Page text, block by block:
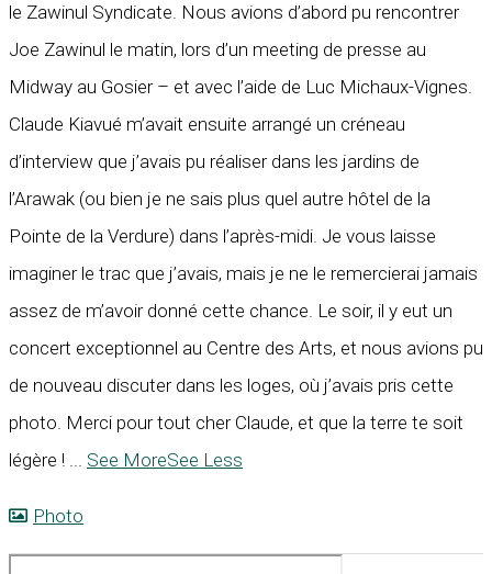
le Zawinul Syndicate. Nous avions d’abord pu rencontrer
Joe Zawinul le matin, lors d’un meeting de presse au
Midway au Gosier – et avec l’aide de Luc Michaux-Vignes.
Claude Kiavué m’avait ensuite arrangé un créneau
d’interview que j’avais pu réaliser dans les jardins de
l’Arawak (ou bien je ne sais plus quel autre hôtel de la
Pointe de la Verdure) dans l’après-midi. Je vous laisse
imaginer le trac que j’avais, mais je ne le remercierai jamais
assez de m’avoir donné cette chance. Le soir, il y eut un
concert exceptionnel au Centre des Arts, et nous avions pu
de nouveau discuter dans les loges, où j’avais pris cette
photo. Merci pour tout cher Claude, et que la terre te soit
légère ! ... See MoreSee Less
Photo